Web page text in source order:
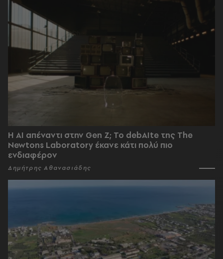
Η AI απέναντι στην Gen Z; Το debAIte της The
Newtons Laboratory έκανε κάτι πολύ πιο
ενδιαφέρον
Δημήτρης Αθανασιάδης